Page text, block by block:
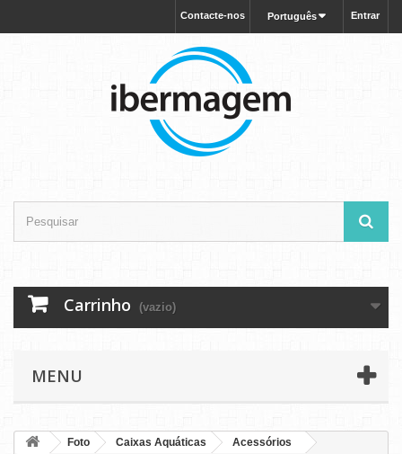
Entrar
Português
Contacte-nos
Carrinho (vazio)
MENU
Foto Caixas Aquáticas
Acessórios